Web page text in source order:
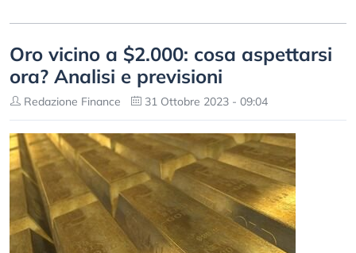
Oro vicino a $2.000: cosa aspettarsi
ora? Analisi e previsioni
Redazione Finance 31 Ottobre 2023 - 09:04